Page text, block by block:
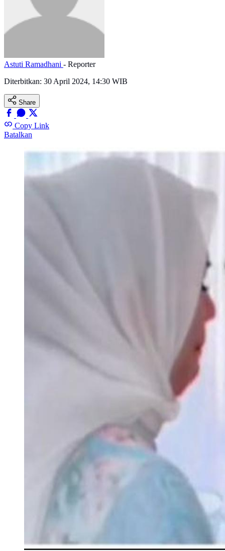
Astuti Ramadhani - Reporter
Diterbitkan: 30 April 2024, 14:30 WIB
Share
Copy Link
Batalkan